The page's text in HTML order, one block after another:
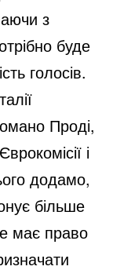
з
буде
голосів.
Проді,
і
додамо,
більше
має право